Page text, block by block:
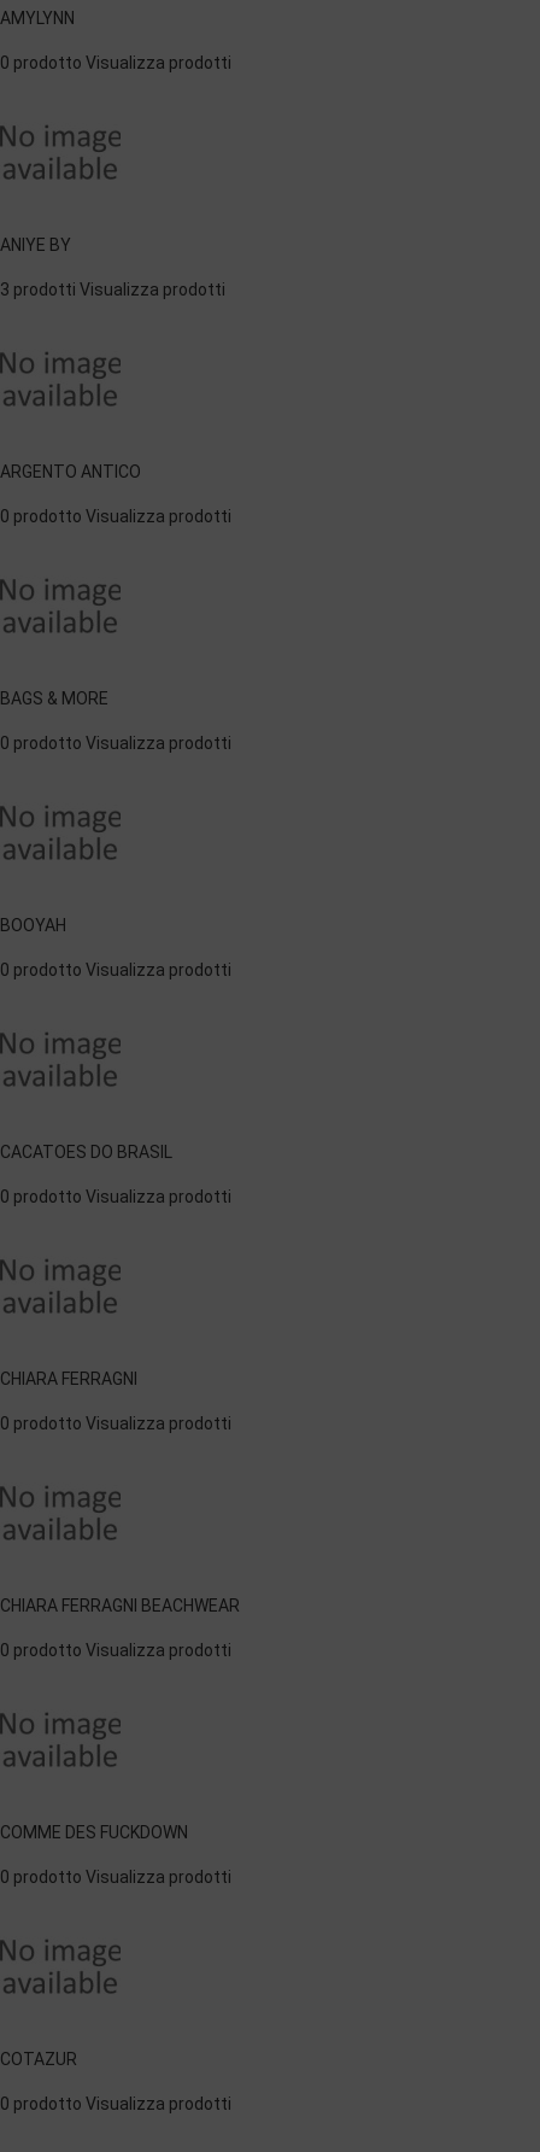
AMYLYNN
0 prodotto Visualizza prodotti
ANIYE BY
3 prodotti Visualizza prodotti
ARGENTO ANTICO
0 prodotto Visualizza prodotti
BAGS & MORE
0 prodotto Visualizza prodotti
BOOYAH
0 prodotto Visualizza prodotti
CACATOES DO BRASIL
0 prodotto Visualizza prodotti
CHIARA FERRAGNI
0 prodotto Visualizza prodotti
CHIARA FERRAGNI BEACHWEAR
0 prodotto Visualizza prodotti
COMME DES FUCKDOWN
0 prodotto Visualizza prodotti
COTAZUR
0 prodotto Visualizza prodotti